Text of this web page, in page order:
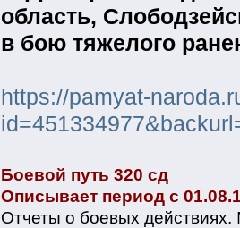
область,
в бою тяжелого
https://pamyat-
Боевой путь 320 сд
Описывает период с
Отчеты о боевых